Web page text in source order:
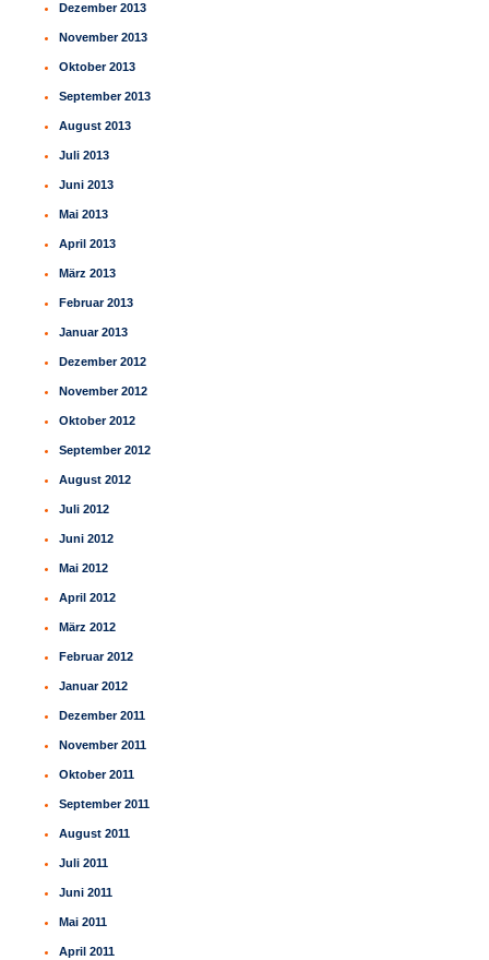
Dezember 2013
November 2013
Oktober 2013
September 2013
August 2013
Juli 2013
Juni 2013
Mai 2013
April 2013
März 2013
Februar 2013
Januar 2013
Dezember 2012
November 2012
Oktober 2012
September 2012
August 2012
Juli 2012
Juni 2012
Mai 2012
April 2012
März 2012
Februar 2012
Januar 2012
Dezember 2011
November 2011
Oktober 2011
September 2011
August 2011
Juli 2011
Juni 2011
Mai 2011
April 2011